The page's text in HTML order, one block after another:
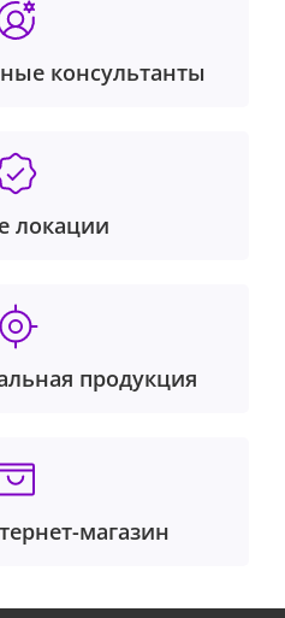
консультанты
локации
продукция
магазин